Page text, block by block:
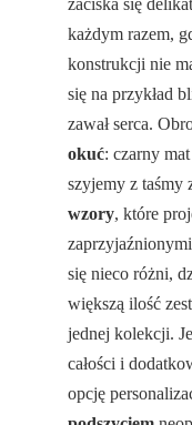
zaciska się
każdym razem,
konstrukcji nie
się na przykład
zawał serca.
okuć: czarny
szyjemy z
wzory, które
się nieco różni,
większą ilość
jednej kolekcji.
całości i
opcję